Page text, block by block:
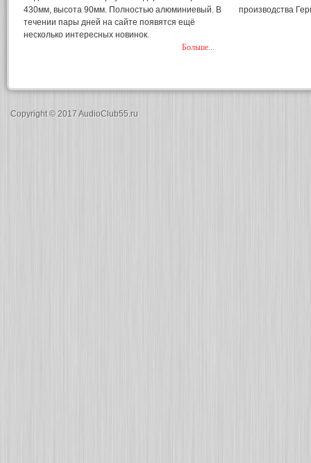
430мм, высота 90мм. Полностью алюминиевый. В
течении пары дней на сайте появятся ещё
несколько интересных новинок.
Больше...
производства
Copyright © 2017 AudioClub55.ru